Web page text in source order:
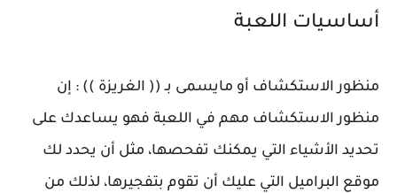
أساسيات اللعبة
منظور الاستكشاف أو مايسمى بـ (( الغريزة )) : إن
منظور الاستكشاف مهم في اللعبة فهو يساعدك على
تحديد الأشياء التي يمكنك تفحصها، مثل أن يحدد لك
موقع البراميل التي عليك أن تقوم بتفجيرها، لذلك من